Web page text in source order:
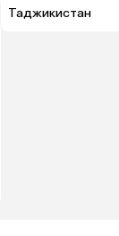
Таджикистан